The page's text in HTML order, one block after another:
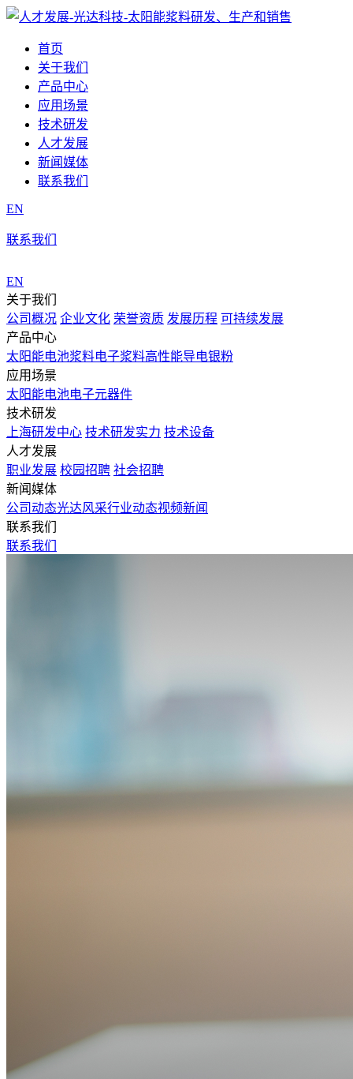
首页
关于我们
产品中心
应用场景
技术研发
人才发展
新闻媒体
联系我们
EN
联系我们
EN
关于我们
公司概况 企业文化 荣誉资质 发展历程 可持续发展
产品中心
太阳能电池浆料电子浆料高性能导电银粉
应用场景
太阳能电池电子元器件
技术研发
上海研发中心 技术研发实力 技术设备
人才发展
职业发展 校园招聘 社会招聘
新闻媒体
公司动态光达风采行业动态视频新闻
联系我们
联系我们